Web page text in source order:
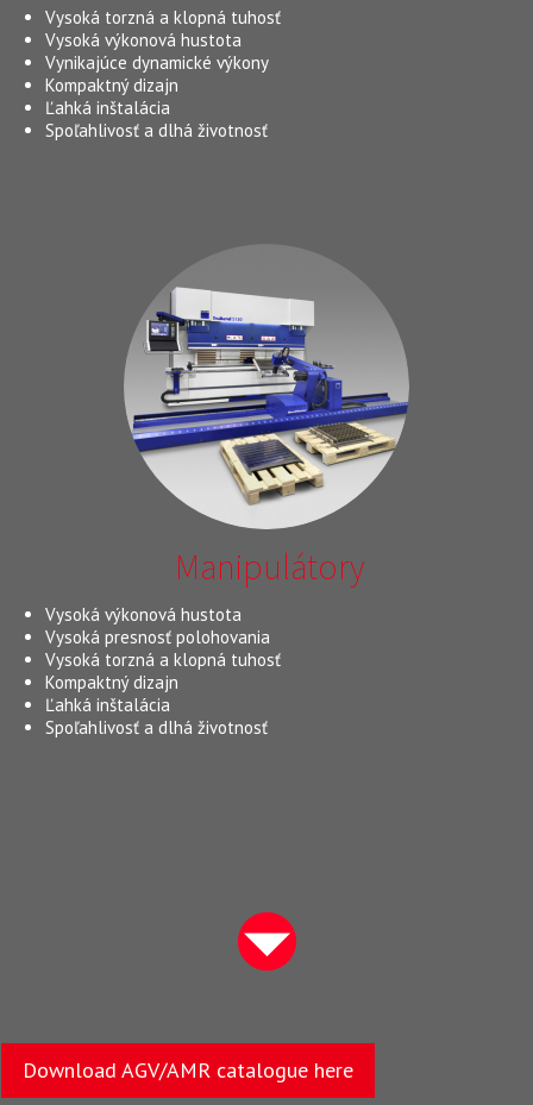
Vysoká torzná a klopná tuhosť
Vysoká výkonová hustota
Vynikajúce dynamické výkony
Kompaktný dizajn
Ľahká inštalácia
Spoľahlivosť a dlhá životnosť
Manipulátory
Vysoká výkonová hustota
Vysoká presnosť polohovania
Vysoká torzná a klopná tuhosť
Kompaktný dizajn
Ľahká inštalácia
Spoľahlivosť a dlhá životnosť
Download AGV/AMR catalogue here